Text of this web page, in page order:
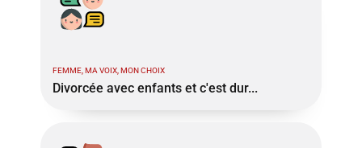
FEMME, MA VOIX, MON CHOIX
Divorcée avec enfants et c'est dur...